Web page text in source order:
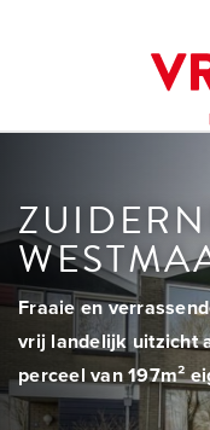
Fraaie en
vrij landelijk uitzicht
perceel van 197m²